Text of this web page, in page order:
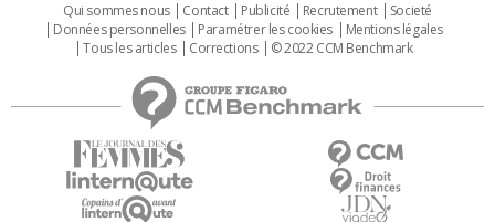
Qui sommes nous Contact Publicité Recrutement
Societé
Données personnelles
Paramétrer les cookies
Mentions légales
Tous les articles
Corrections © 2022 CCM Benchmark